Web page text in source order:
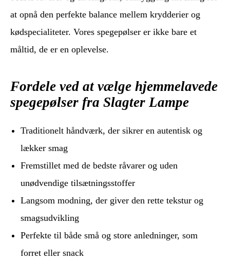
at opnå den perfekte balance mellem krydderier og
kødspecialiteter. Vores spegepølser er ikke bare et
måltid, de er en oplevelse.
Fordele ved at vælge hjemmelavede
spegepølser fra Slagter Lampe
Traditionelt håndværk, der sikrer en autentisk og
lækker smag
Fremstillet med de bedste råvarer og uden
unødvendige tilsætningsstoffer
Langsom modning, der giver den rette tekstur og
smagsudvikling
Perfekte til både små og store anledninger, som
forret eller snack